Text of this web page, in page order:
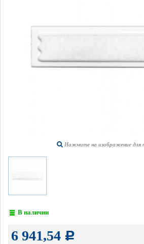
Нажмите на изображение для
В наличии
6 941,54 Р